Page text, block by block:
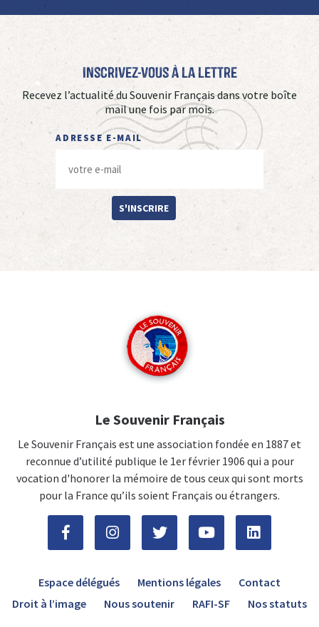
Inscrivez-vous à La Lettre
Recevez l’actualité du Souvenir Français dans votre boîte
mail une fois par mois.
ADRESSE E-MAIL
S'INSCRIRE
Le Souvenir Français
Le Souvenir Français est une association fondée en 1887 et
reconnue d’utilité publique le 1er février 1906 qui a pour
vocation d'honorer la mémoire de tous ceux qui sont morts
pour la France qu’ils soient Français ou étrangers.
Espace délégués Mentions légales
Contact
Droit à l’image
Nous soutenir RAFI-SF Nos statuts